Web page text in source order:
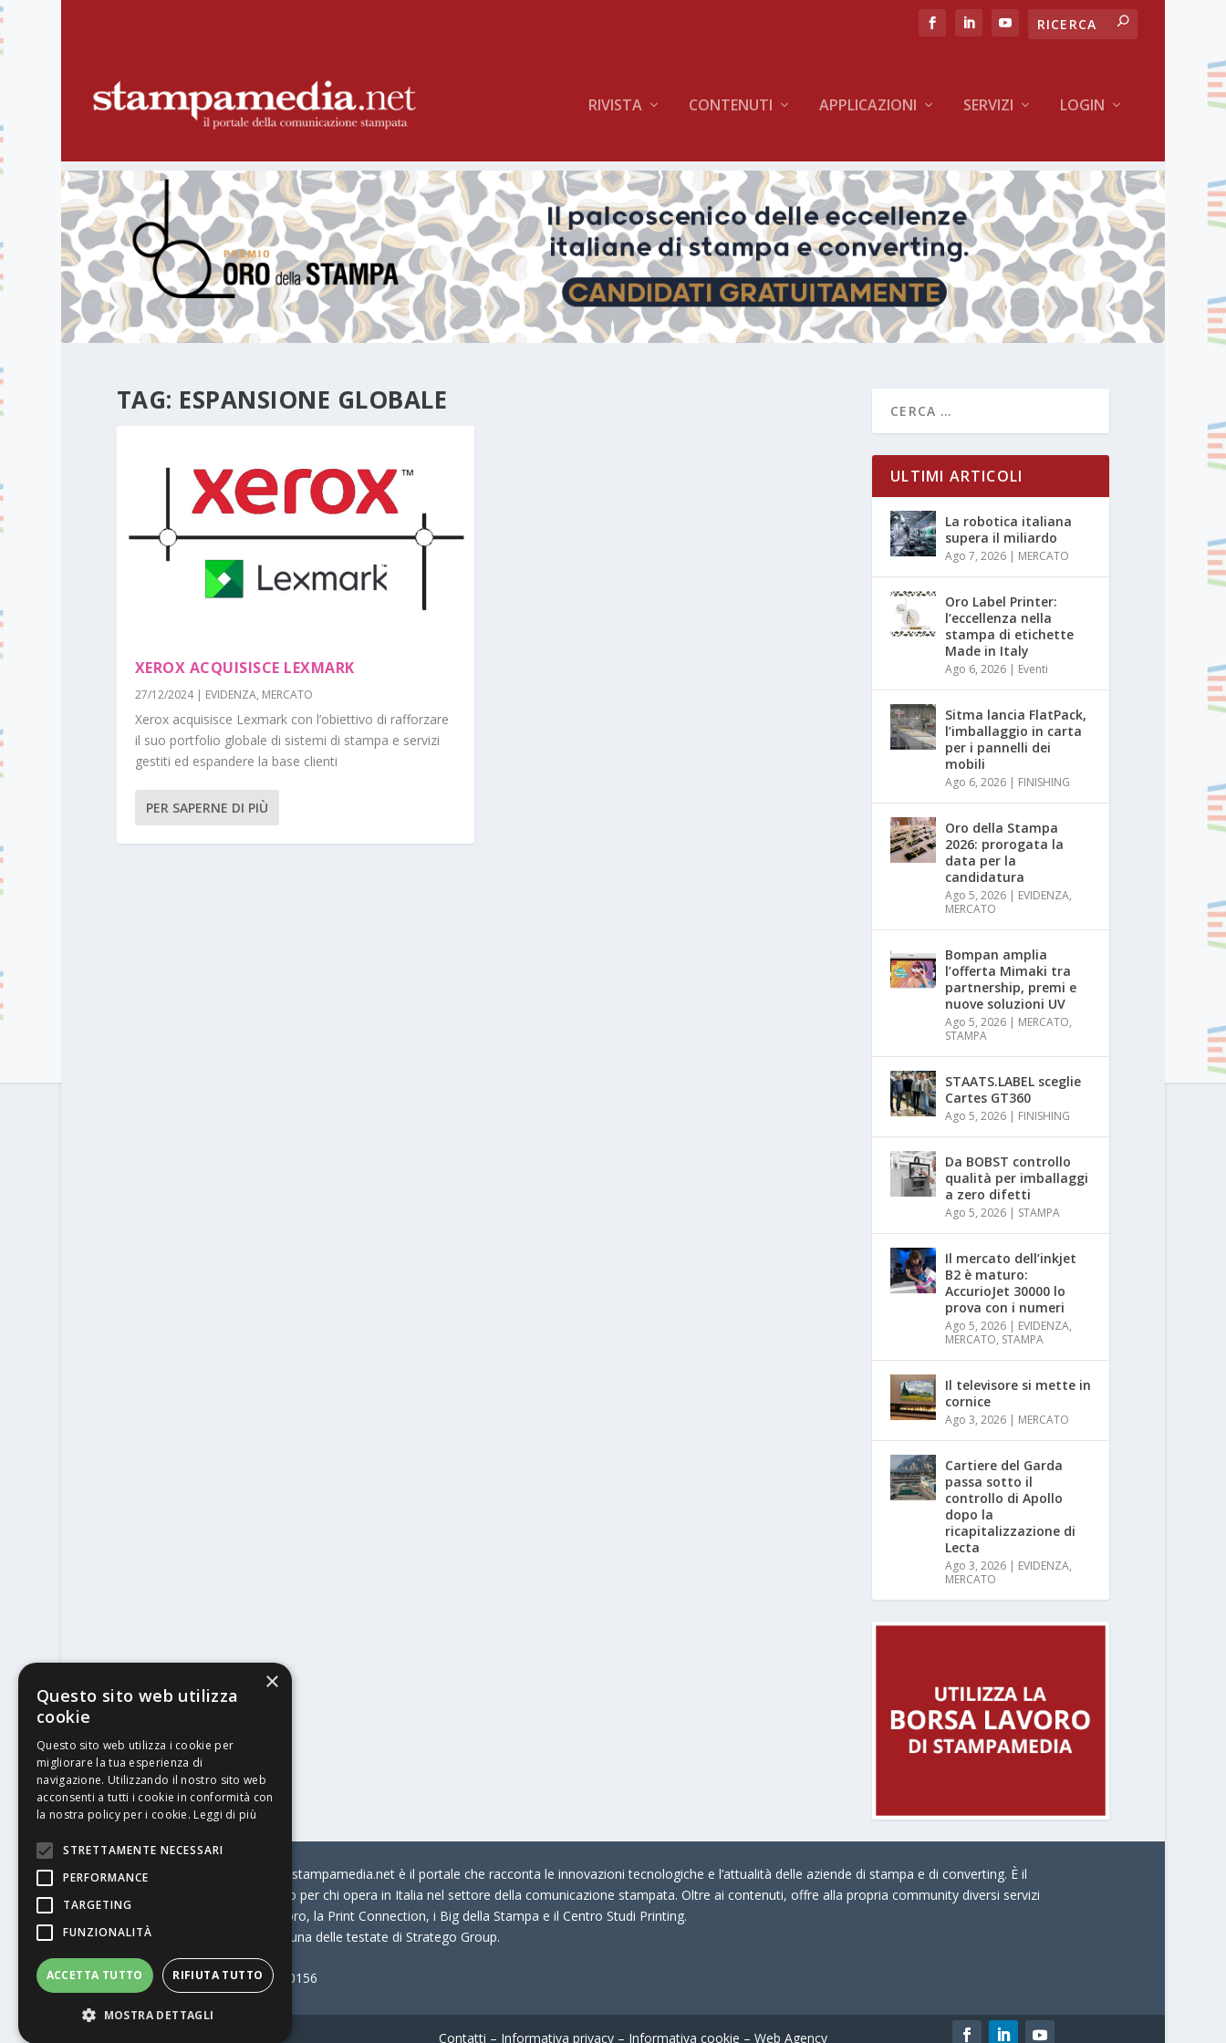
RIVISTA CONTENUTI APPLICAZIONI SERVIZI LOGIN
TAG: ESPANSIONE GLOBALE
XEROX ACQUISISCE LEXMARK
27/12/2024| EVIDENZA, MERCATO
Xerox acquisisce Lexmark con l’obiettivo di rafforzare
il suo portfolio globale di sistemi di stampa e servizi
gestiti ed espandere la base clienti
PER SAPERNE DI PIÙ
ULTIMI ARTICOLI
La robotica italiana
supera il miliardo
Ago 7, 2026 | MERCATO
Oro Label Printer:
l’eccellenza nella
stampa di etichette
Made in Italy
Ago 6, 2026 | Eventi
Sitma lancia FlatPack,
l’imballaggio in carta
per i pannelli dei
mobili
Ago 6, 2026 | FINISHING
Oro della Stampa
2026: prorogata la
data per la
candidatura
Ago 5, 2026 | EVIDENZA,
MERCATO
Bompan amplia
l’offerta Mimaki tra
partnership, premi e
nuove soluzioni UV
Ago 5, 2026 | MERCATO,
STAMPA
STAATS.LABEL sceglie
Cartes GT360
Ago 5, 2026 | FINISHING
Da BOBST controllo
qualità per imballaggi
a zero difetti
Ago 5, 2026 | STAMPA
Il mercato dell’inkjet
B2 è maturo:
AccurioJet 30000 lo
prova con i numeri
Ago 5, 2026 | EVIDENZA,
MERCATO, STAMPA
Il televisore si mette in
cornice
Ago 3, 2026 | MERCATO
Cartiere del Garda
passa sotto il
controllo di Apollo
dopo la
ricapitalizzazione di
Lecta
Ago 3, 2026 | EVIDENZA,
MERCATO
stampamedia.net è il portale che racconta le innovazioni tecnologiche e l’attualità delle aziende di stampa e di converting. È il
portale di riferimento per chi opera in Italia nel settore della comunicazione stampata. Oltre ai contenuti, offre alla propria community diversi servizi
la Borsa Lavoro, la Print Connection, i Big della Stampa e il Centro Studi Printing.
Stampamedia.net è una delle testate di Stratego Group.
Partita IVA07921450156
Contatti – Informativa privacy– Informativa cookie – Web Agency
×
Questo sito web utilizza
cookie
Questo sito web utilizza i cookie per
migliorare la tua esperienza di
navigazione. Utilizzando il nostro sito web
acconsenti a tutti i cookie in conformità con
la nostra policy per i cookie. Leggi di più
STRETTAMENTE NECESSARI
PERFORMANCE
TARGETING
FUNZIONALITÀ
ACCETTA TUTTO RIFIUTA TUTTO
MOSTRA DETTAGLI